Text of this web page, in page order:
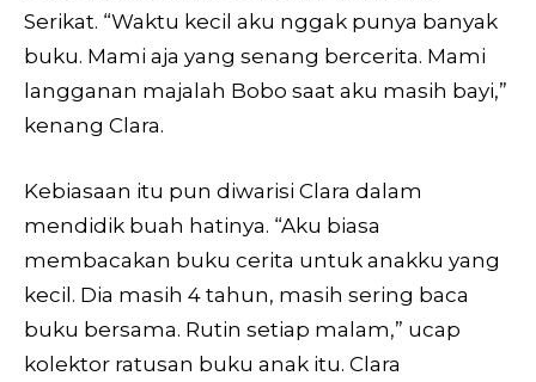
Serikat. “Waktu kecil aku nggak punya banyak
buku. Mami aja yang senang bercerita. Mami
langganan majalah Bobo saat aku masih bayi,”
kenang Clara.
Kebiasaan itu pun diwarisi Clara dalam
mendidik buah hatinya. “Aku biasa
membacakan buku cerita untuk anakku yang
kecil. Dia masih 4 tahun, masih sering baca
buku bersama. Rutin setiap malam,” ucap
kolektor ratusan buku anak itu. Clara